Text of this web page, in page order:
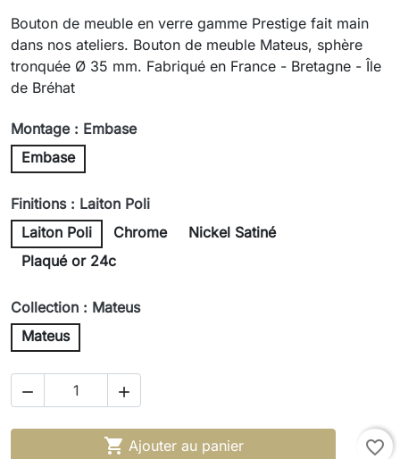
Bouton de meuble en verre gamme Prestige fait main
dans nos ateliers. Bouton de meuble Mateus, sphère
tronquée Ø 35 mm. Fabriqué en France - Bretagne - Île
de Bréhat
Montage : Embase
Embase
Finitions : Laiton Poli
Laiton Poli
Chrome
Nickel Satiné
Plaqué or 24c
Collection : Mateus
Mateus
 
 Ajouter au panier favorite_border